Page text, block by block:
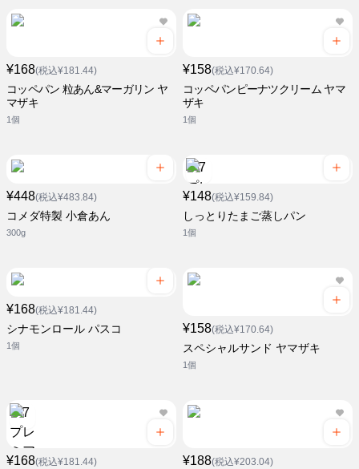
¥168(税込¥181.44)
コッペパン 粒あん&マーガリン ヤ
マザキ
1個
¥158(税込¥170.64)
コッペパンピーナツクリーム ヤマ
ザキ
1個
¥448(税込¥483.84)
コメダ特製 小倉あん
300g
¥148(税込¥159.84)
しっとりたまご蒸しパン
1個
¥168(税込¥181.44)
シナモンロール パスコ
1個
¥158(税込¥170.64)
スペシャルサンド ヤマザキ
1個
¥168(税込¥181.44) ¥188(税込¥203.04)